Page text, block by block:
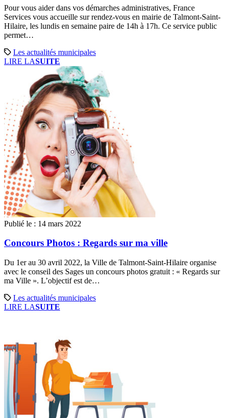
Pour vous aider dans vos démarches administratives, France
Services vous accueille sur rendez-vous en mairie de Talmont-Saint-
Hilaire, les lundis en semaine paire de 14h à 17h. Ce service public
permet…
Les actualités municipales
LIRE LASUITE
Publié le : 14 mars 2022
Concours Photos : Regards sur ma ville
Du 1er au 30 avril 2022, la Ville de Talmont-Saint-Hilaire organise
avec le conseil des Sages un concours photos gratuit : « Regards sur
ma Ville ». L’objectif est de…
Les actualités municipales
LIRE LASUITE